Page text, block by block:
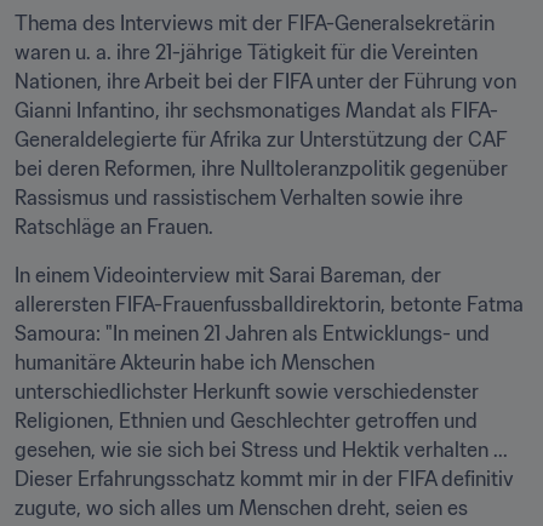
Thema des Interviews mit der FIFA-Generalsekretärin
waren u. a. ihre 21-jährige Tätigkeit für die Vereinten
Nationen, ihre Arbeit bei der FIFA unter der Führung von
Gianni Infantino, ihr sechsmonatiges Mandat als FIFA-
Generaldelegierte für Afrika zur Unterstützung der CAF
bei deren Reformen, ihre Nulltoleranzpolitik gegenüber
Rassismus und rassistischem Verhalten sowie ihre
Ratschläge an Frauen.
In einem Videointerview mit Sarai Bareman, der
allerersten FIFA-Frauenfussballdirektorin, betonte Fatma
Samoura: "In meinen 21 Jahren als Entwicklungs- und
humanitäre Akteurin habe ich Menschen
unterschiedlichster Herkunft sowie verschiedenster
Religionen, Ethnien und Geschlechter getroffen und
gesehen, wie sie sich bei Stress und Hektik verhalten ...
Dieser Erfahrungsschatz kommt mir in der FIFA definitiv
zugute, wo sich alles um Menschen dreht, seien es